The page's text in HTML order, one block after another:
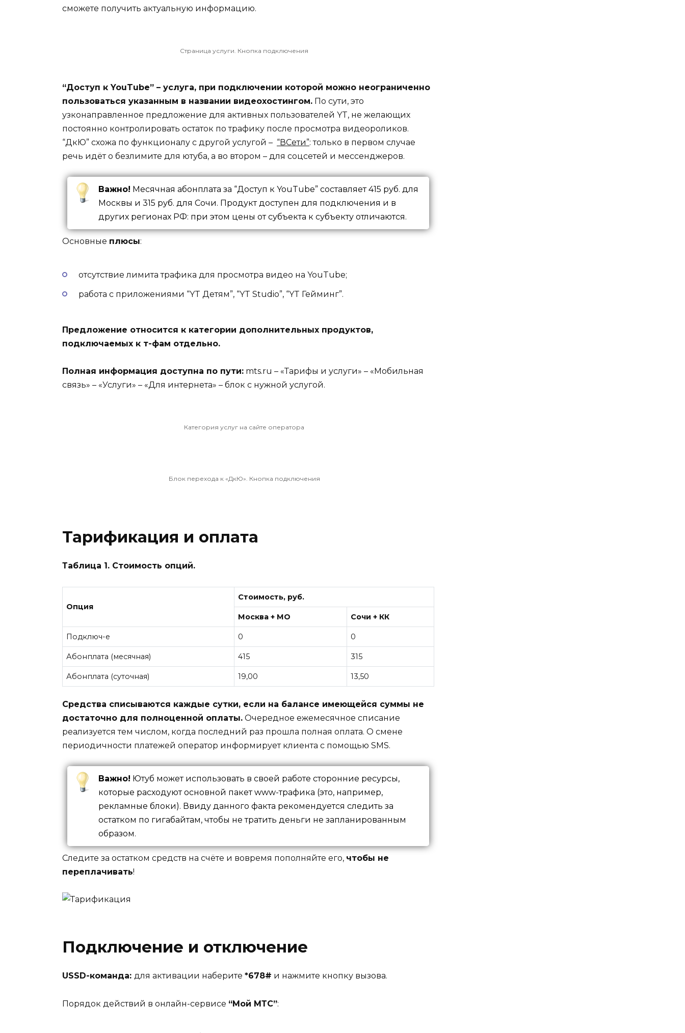
сможете получить актуальную информацию.
Страница услуги. Кнопка подключения
“Доступ к YouTube” – услуга, при подключении которой можно неограниченно
пользоваться указанным в названии видеохостингом. По сути, это
узконаправленное предложение для активных пользователей YT, не желающих
постоянно контролировать остаток по трафику после просмотра видеороликов.
“ДкЮ” схожа по функционалу с другой услугой – “ВСети”: только в первом случае
речь идёт о безлимите для ютуба, а во втором – для соцсетей и мессенджеров.
Важно! Месячная абонплата за “Доступ к YouTube” составляет 415 руб. для
Москвы и 315 руб. для Сочи. Продукт доступен для подключения и в
других регионах РФ: при этом цены от субъекта к субъекту отличаются.
Основные плюсы:
отсутствие лимита трафика для просмотра видео на YouTube;
работа с приложениями “YT Детям”, “YT Studio”, “YT Гейминг”.
Предложение относится к категории дополнительных продуктов,
подключаемых к т-фам отдельно.
Полная информация доступна по пути: mts.ru – «Тарифы и услуги» – «Мобильная
связь» – «Услуги» – «Для интернета» – блок с нужной услугой.
Категория услуг на сайте оператора
Блок перехода к «ДкЮ». Кнопка подключения
Тарификация и оплата
Таблица 1. Стоимость опций.
Опция
Стоимость, руб.
Москва + МО Сочи + КК
Подключ-е 0 0
Абонплата (месячная) 415 315
Абонплата (суточная) 19,00 13,50
Средства списываются каждые сутки, если на балансе имеющейся суммы не
достаточно для полноценной оплаты. Очередное ежемесячное списание
реализуется тем числом, когда последний раз прошла полная оплата. О смене
периодичности платежей оператор информирует клиента с помощью SMS.
Важно! Ютуб может использовать в своей работе сторонние ресурсы,
которые расходуют основной пакет www-трафика (это, например,
рекламные блоки). Ввиду данного факта рекомендуется следить за
остатком по гигабайтам, чтобы не тратить деньги не запланированным
образом.
Следите за остатком средств на счёте и вовремя пополняйте его, чтобы не
переплачивать!
Подключение и отключение
USSD-команда: для активации наберите *678# и нажмите кнопку вызова.
Порядок действий в онлайн-сервисе “Мой МТС”: